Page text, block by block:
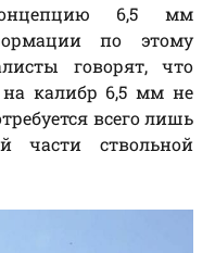
6,5 мм
по этому
говорят, что
на калибр 6,5 мм не
всего лишь
части ствольной